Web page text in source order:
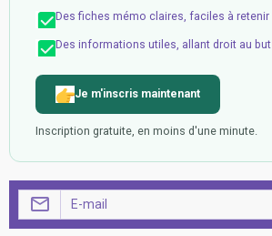
Des fiches mémo claires, faciles à retenir
Des informations utiles, allant droit au but
Je m'inscris maintenant
Inscription gratuite, en moins d'une minute.